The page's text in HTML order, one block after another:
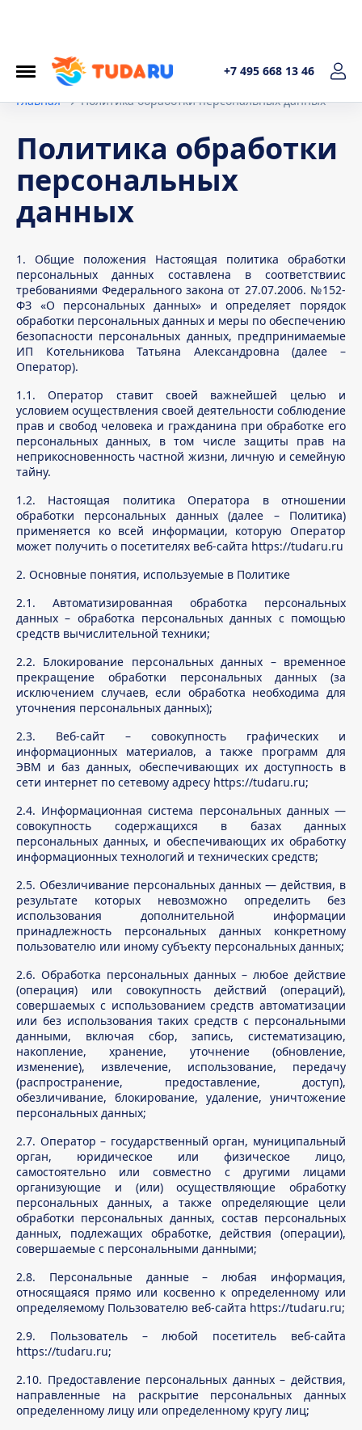
+7 495 668 13 46
Главная
Политика обработки персональных данных
Политика обработки
персональных
данных
1. Общие положения Настоящая политика обработки
персональных данных составлена в соответствиис
требованиями Федерального закона от 27.07.2006. №152-
ФЗ «О персональных данных» и определяет порядок
обработки персональных данных и меры по обеспечению
безопасности персональных данных, предпринимаемые
ИП Котельникова Татьяна Александровна (далее –
Оператор).
1.1. Оператор ставит своей важнейшей целью и
условием осуществления своей деятельности соблюдение
прав и свобод человека и гражданина при обработке его
персональных данных, в том числе защиты прав на
неприкосновенность частной жизни, личную и семейную
тайну.
1.2. Настоящая политика Оператора в отношении
обработки персональных данных (далее – Политика)
применяется ко всей информации, которую Оператор
может получить о посетителях веб-сайта https://tudaru.ru
2. Основные понятия, используемые в Политике
2.1. Автоматизированная обработка персональных
данных – обработка персональных данных с помощью
средств вычислительной техники;
2.2. Блокирование персональных данных – временное
прекращение обработки персональных данных (за
исключением случаев, если обработка необходима для
уточнения персональных данных);
2.3. Веб-сайт – совокупность графических и
информационных материалов, а также программ для
ЭВМ и баз данных, обеспечивающих их доступность в
сети интернет по сетевому адресу https://tudaru.ru;
2.4. Информационная система персональных данных —
совокупность содержащихся в базах данных
персональных данных, и обеспечивающих их обработку
информационных технологий и технических средств;
2.5. Обезличивание персональных данных — действия, в
результате которых невозможно определить без
использования дополнительной информации
принадлежность персональных данных конкретному
пользователю или иному субъекту персональных данных;
2.6. Обработка персональных данных – любое действие
(операция) или совокупность действий (операций),
совершаемых с использованием средств автоматизации
или без использования таких средств с персональными
данными, включая сбор, запись, систематизацию,
накопление, хранение, уточнение (обновление,
изменение), извлечение, использование, передачу
(распространение, предоставление, доступ),
обезличивание, блокирование, удаление, уничтожение
персональных данных;
2.7. Оператор – государственный орган, муниципальный
орган, юридическое или физическое лицо,
самостоятельно или совместно с другими лицами
организующие и (или) осуществляющие обработку
персональных данных, а также определяющие цели
обработки персональных данных, состав персональных
данных, подлежащих обработке, действия (операции),
совершаемые с персональными данными;
2.8. Персональные данные – любая информация,
относящаяся прямо или косвенно к определенному или
определяемому Пользователю веб-сайта https://tudaru.ru;
2.9. Пользователь – любой посетитель веб-сайта
https://tudaru.ru;
2.10. Предоставление персональных данных – действия,
направленные на раскрытие персональных данных
определенному лицу или определенному кругу лиц;